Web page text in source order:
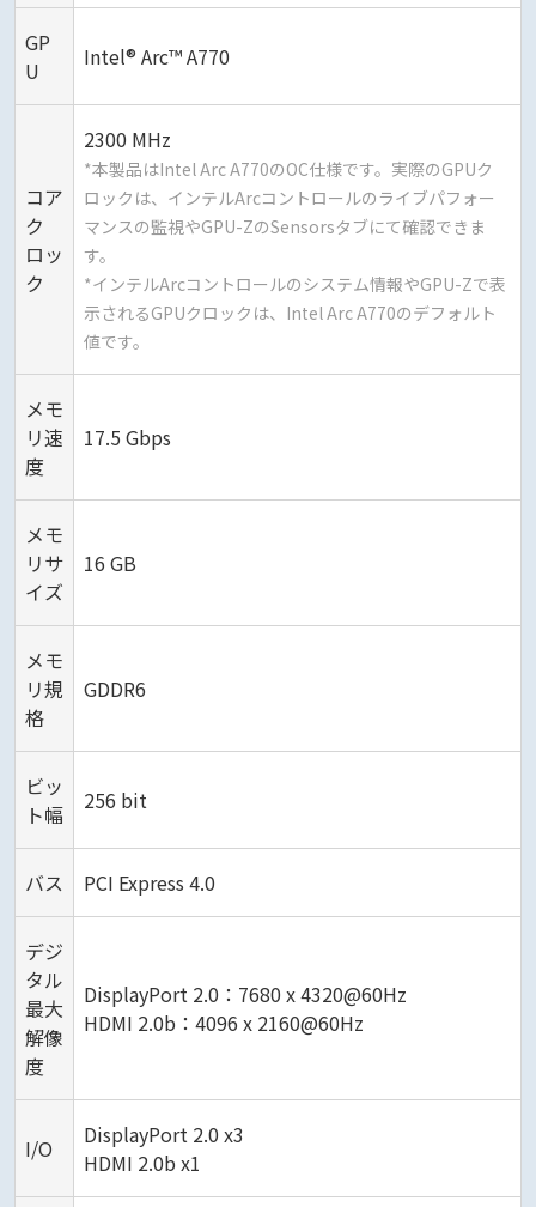
GP
U
Intel® Arc™ A770
コア
ク
ロッ
ク
2300 MHz
*本製品はIntel Arc A770のOC仕様です。実際のGPUク
ロックは、インテルArcコントロールのライブパフォー
マンスの監視やGPU-ZのSensorsタブにて確認できま
す。
*インテルArcコントロールのシステム情報やGPU-Zで表
示されるGPUクロックは、Intel Arc A770のデフォルト
値です。
メモ
リ速
度
17.5 Gbps
メモ
リサ
イズ
16 GB
メモ
リ規
格
GDDR6
ビッ
ト幅
256 bit
バス PCI Express 4.0
デジ
タル
最大
解像
度
DisplayPort 2.0：7680 x 4320@60Hz
HDMI 2.0b：4096 x 2160@60Hz
I/O
DisplayPort 2.0 x3
HDMI 2.0b x1